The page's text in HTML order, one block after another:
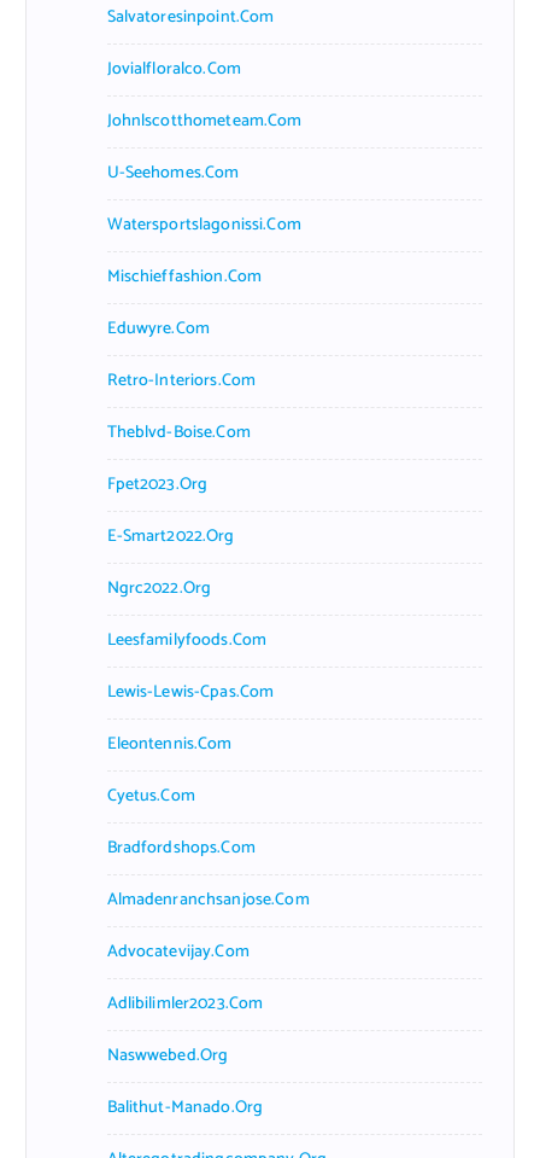
Salvatoresinpoint.com
Jovialfloralco.com
Johnlscotthometeam.com
U-Seehomes.com
Watersportslagonissi.com
Mischieffashion.com
Eduwyre.com
Retro-Interiors.com
Theblvd-Boise.com
Fpet2023.org
E-Smart2022.org
Ngrc2022.org
Leesfamilyfoods.com
Lewis-Lewis-Cpas.com
Eleontennis.com
Cyetus.com
Bradfordshops.com
Almadenranchsanjose.com
Advocatevijay.com
Adlibilimler2023.com
Naswwebed.org
Balithut-Manado.org